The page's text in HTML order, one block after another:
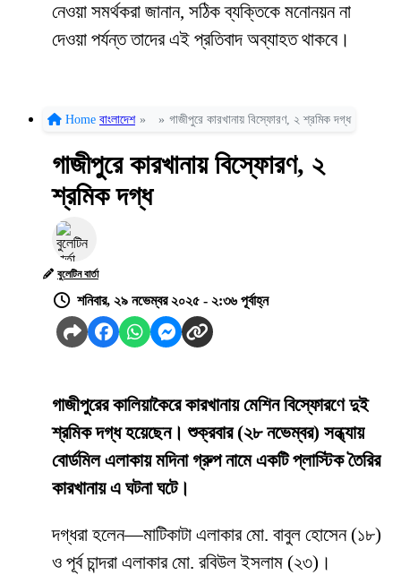
নেওয়া সমর্থকরা জানান, সঠিক ব্যক্তিকে মনোনয়ন না
দেওয়া পর্যন্ত তাদের এই প্রতিবাদ অব্যাহত থাকবে।
Home বাংলাদেশ » » গাজীপুরে কারখানায় বিস্ফোরণ, ২ শ্রমিক দগ্ধ
গাজীপুরে কারখানায় বিস্ফোরণ, ২
শ্রমিক দগ্ধ
বুলেটিন বার্তা
শনিবার, ২৯ নভেম্বর ২০২৫ - ২:৩৬ পূর্বাহ্ন
গাজীপুরের কালিয়াকৈরে কারখানায় মেশিন বিস্ফোরণে দুই
শ্রমিক দগ্ধ হয়েছেন। শুক্রবার (২৮ নভেম্বর) সন্ধ্যায়
বোর্ডমিল এলাকায় মদিনা গ্রুপ নামে একটি প্লাস্টিক তৈরির
কারখানায় এ ঘটনা ঘটে।
দগ্ধরা হলেন—মাটিকাটা এলাকার মো. বাবুল হোসেন (১৮)
ও পূর্ব চান্দরা এলাকার মো. রবিউল ইসলাম (২৩)।